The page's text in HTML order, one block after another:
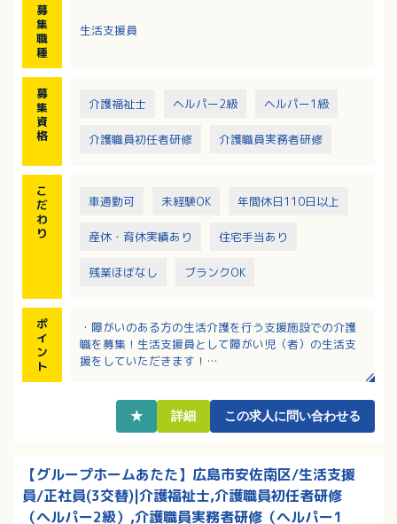
募
集
職
種
生活支援員
募
集
資
格
介護福祉士 ヘルパー2級 ヘルパー1級
介護職員初任者研修 介護職員実務者研修
こ
だ
わ
り
車通勤可 未経験OK 年間休日110日以上
産休・育休実績あり 住宅手当あり
残業ほぼなし ブランクOK
ポ
イ
ン
ト
・障がいのある方の生活介護を行う支援施設での介護
職を募集！生活支援員として障がい児（者）の生活支
援をしていただきます！
月手当などあり！
・高額退職金制度あり（入社6ヶ月後より）！将来も安
場で、急なお休みの対応もお互い様の精神で対応して
います！
★ 詳細 この求人に問い合わせる
【グループホームあたた】広島市安佐南区/生活支援
員/正社員(3交替)|介護福祉士,介護職員初任者研修
（ヘルパー2級）,介護職員実務者研修（ヘルパー1